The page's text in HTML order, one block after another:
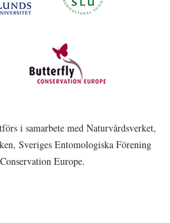
i samarbete med Naturvårdsverket,
Sveriges Entomologiska Förening
Europe.